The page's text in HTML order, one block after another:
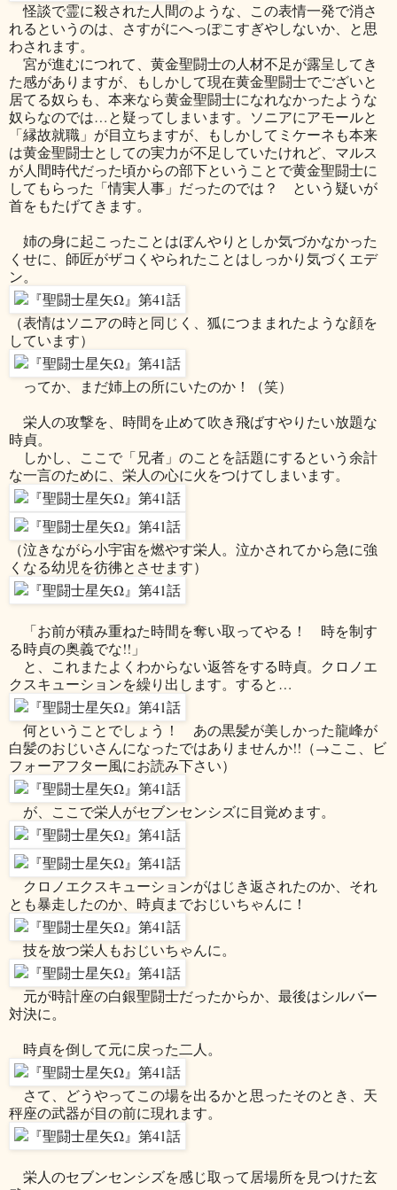
怪談で霊に殺された人間のような、この表情一発で消さ
れるというのは、さすがにへっぽこすぎやしないか、と思
わされます。
宮が進むにつれて、黄金聖闘士の人材不足が露呈してき
た感がありますが、もしかして現在黄金聖闘士でございと
居てる奴らも、本来なら黄金聖闘士になれなかったような
奴らなのでは…と疑ってしまいます。ソニアにアモールと
「縁故就職」が目立ちますが、もしかしてミケーネも本来
は黄金聖闘士としての実力が不足していたけれど、マルス
が人間時代だった頃からの部下ということで黄金聖闘士に
してもらった「情実人事」だったのでは？ という疑いが
首をもたげてきます。
姉の身に起こったことはぼんやりとしか気づかなかった
くせに、師匠がザコくやられたことはしっかり気づくエデ
ン。
（表情はソニアの時と同じく、狐につままれたような顔を
しています）
ってか、まだ姉上の所にいたのか！（笑）
栄人の攻撃を、時間を止めて吹き飛ばすやりたい放題な
時貞。
しかし、ここで「兄者」のことを話題にするという余計
な一言のために、栄人の心に火をつけてしまいます。
（泣きながら小宇宙を燃やす栄人。泣かされてから急に強
くなる幼児を彷彿とさせます）
「お前が積み重ねた時間を奪い取ってやる！ 時を制す
る時貞の奥義でな!!」
と、これまたよくわからない返答をする時貞。クロノエ
クスキューションを繰り出します。すると…
何ということでしょう！ あの黒髪が美しかった龍峰が
白髪のおじいさんになったではありませんか!!（→ここ、ビ
フォーアフター風にお読み下さい）
が、ここで栄人がセブンセンシズに目覚めます。
クロノエクスキューションがはじき返されたのか、それ
とも暴走したのか、時貞までおじいちゃんに！
技を放つ栄人もおじいちゃんに。
元が時計座の白銀聖闘士だったからか、最後はシルバー
対決に。
時貞を倒して元に戻った二人。
さて、どうやってこの場を出るかと思ったそのとき、天
秤座の武器が目の前に現れます。
栄人のセブンセンシズを感じ取って居場所を見つけた玄